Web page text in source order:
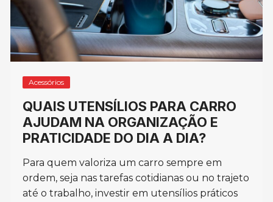
Acessórios
QUAIS UTENSÍLIOS PARA CARRO
AJUDAM NA ORGANIZAÇÃO E
PRATICIDADE DO DIA A DIA?
Para quem valoriza um carro sempre em
ordem, seja nas tarefas cotidianas ou no trajeto
até o trabalho, investir em utensílios práticos